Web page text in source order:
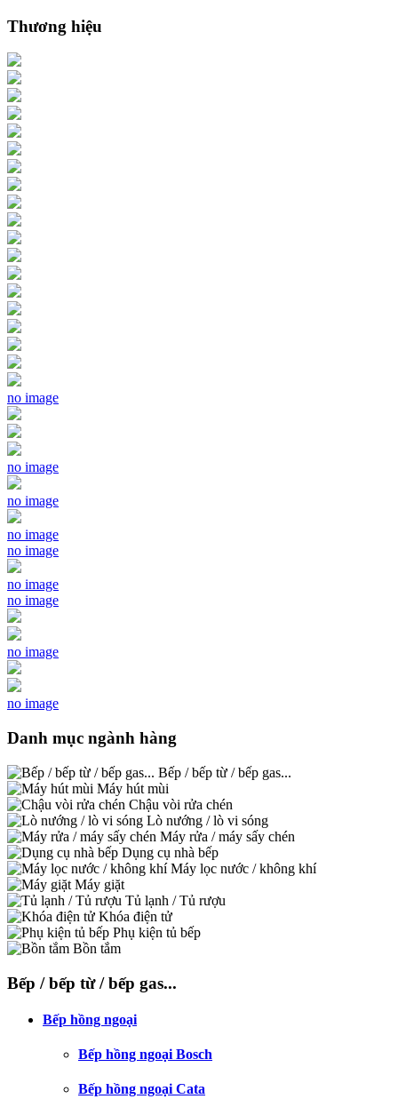
Thương hiệu
no image
no image
no image
no image
no image
no image
no image
no image
no image
Danh mục ngành hàng
Bếp / bếp từ / bếp gas...
Máy hút mùi
Chậu vòi rửa chén
Lò nướng / lò vi sóng
Máy rửa / máy sấy chén
Dụng cụ nhà bếp
Máy lọc nước / không khí
Máy giặt
Tủ lạnh / Tủ rượu
Khóa điện tử
Phụ kiện tủ bếp
Bồn tắm
Bếp / bếp từ / bếp gas...
Bếp hồng ngoại
Bếp hồng ngoại Bosch
Bếp hồng ngoại Cata